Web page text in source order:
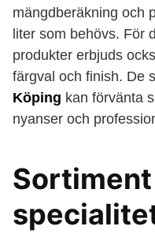
mängdberäkning och
liter som behövs. För
produkter erbjuds
färgval och finish. De
Köping kan förvänta
nyanser och